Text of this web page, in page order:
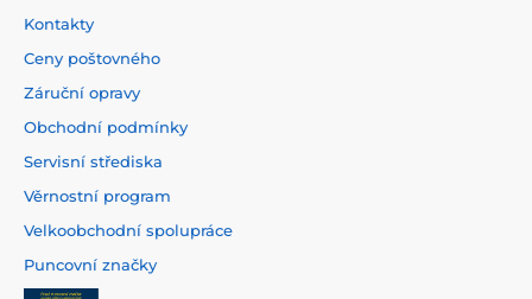
Kontakty
Ceny poštovného
Záruční opravy
Obchodní podmínky
Servisní střediska
Věrnostní program
Velkoobchodní spolupráce
Puncovní značky